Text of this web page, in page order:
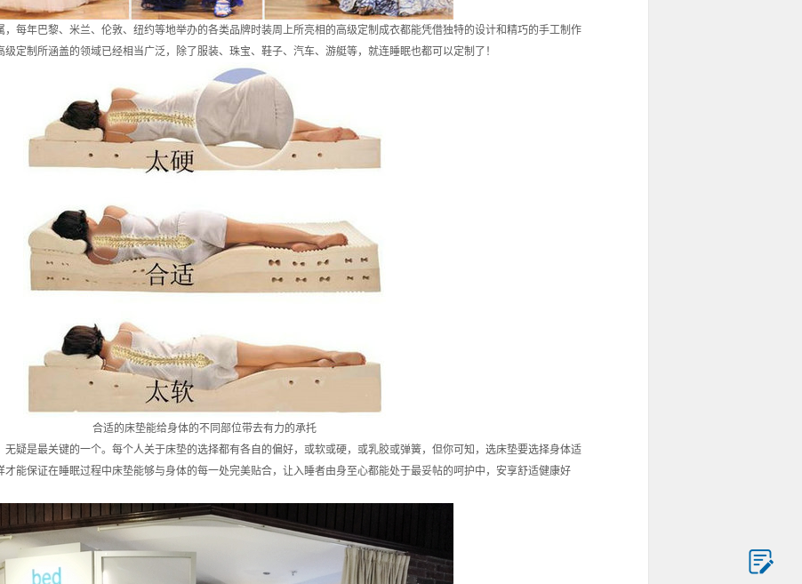
每年巴黎、米兰、伦敦、纽约等地举办的各类品牌时装周上所亮相的高级定制成衣都能凭借独特的设计和精巧的手工制作
定制所涵盖的领域已经相当广泛，除了服装、珠宝、鞋子、汽车、游艇等，就连睡眠也都可以定制了！
合适的床垫能给身体的不同部位带去有力的承托
疑是最关键的一个。每个人关于床垫的选择都有各自的偏好，或软或硬，或乳胶或弹簧，但你可知，选床垫要选择身体适
能保证在睡眠过程中床垫能够与身体的每一处完美贴合，让入睡者由身至心都能处于最妥帖的呵护中，安享舒适健康好